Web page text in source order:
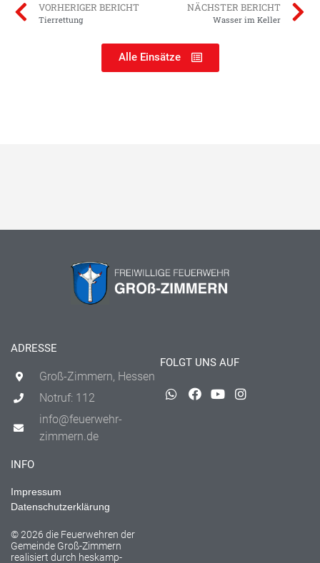
VORHERIGER BERICHT
Tierrettung
NÄCHSTER BERICHT
Wasser im Keller
Alle Einsätze
ADRESSE
Groß-Zimmern, Hessen
Notruf: 112
info@feuerwehr-
zimmern.de
FOLGT UNS AUF
INFO
Impressum
Datenschutzerklärung
© 2026 die Feuerwehren der
Gemeinde Groß-Zimmern
realisiert durch heskamp-